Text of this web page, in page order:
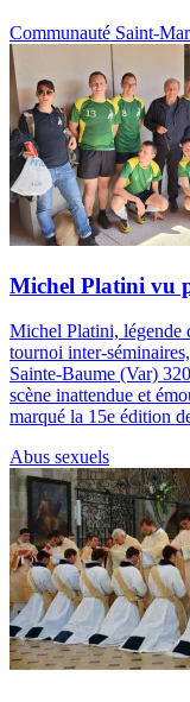
Communauté Saint-
Michel Platini vu
Michel Platini, légende
tournoi inter-
Sainte-Baume (Var)
scène inattendue et
marqué la 15e édition
Abus sexuels